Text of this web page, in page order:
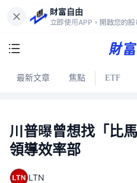
財富自由
立即使用APP，開啟您的股
最新文章 焦點 ETF
川普曝曾想找「比
領導效率部
LTN